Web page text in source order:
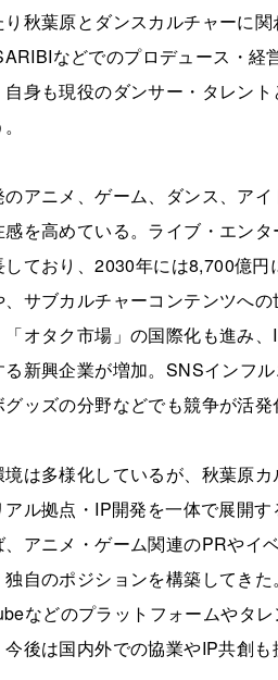
り秋葉原とダンスカルチャーに
などでのプロデュース・
自身も現役のダンサー・タレン
のアニメ、ゲーム、ダンス、ア
感を高めている。ライブ・エン
しており、2030年には8,700億
、サブカルチャーコンテンツへ
「オタク市場」の国際化も進み
新興企業が増加。SNSインフ
グッズの分野などでも競争が活発
境は多様化しているが、秋葉原
アル拠点・IP開発を一体で展開
、アニメ・ゲーム関連のPRやイ
独自のポジションを構築してき
などのプラットフォームやタ
今後は国内外での協業やIP共創も